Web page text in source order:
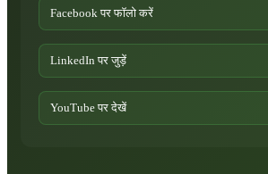
Facebook पर फॉलो करें
LinkedIn पर जुड़ें
YouTube पर देखें